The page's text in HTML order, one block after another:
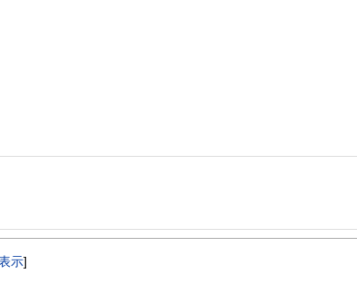
赴任等を含め10年超勤務。結婚後は夫の転勤に伴い、ロンドン・上海
示]